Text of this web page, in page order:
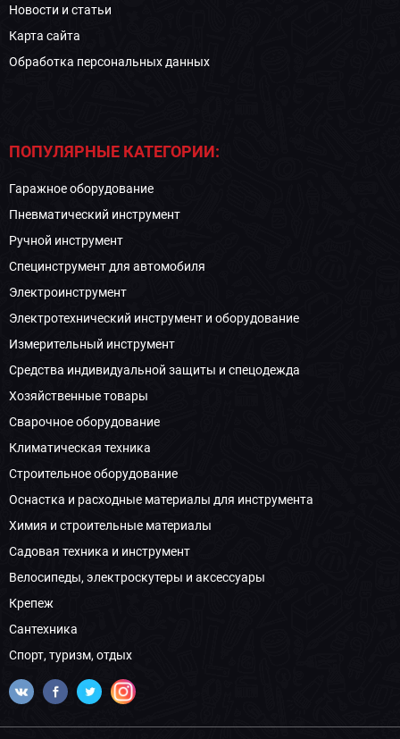
Новости и статьи
Карта сайта
Обработка персональных данных
ПОПУЛЯРНЫЕ КАТЕГОРИИ:
Гаражное оборудование
Пневматический инструмент
Ручной инструмент
Специнструмент для автомобиля
Электроинструмент
Электротехнический инструмент и оборудование
Измерительный инструмент
Средства индивидуальной защиты и спецодежда
Хозяйственные товары
Сварочное оборудование
Климатическая техника
Строительное оборудование
Оснастка и расходные материалы для инструмента
Химия и строительные материалы
Садовая техника и инструмент
Велосипеды, электроскутеры и аксессуары
Крепеж
Сантехника
Спорт, туризм, отдых